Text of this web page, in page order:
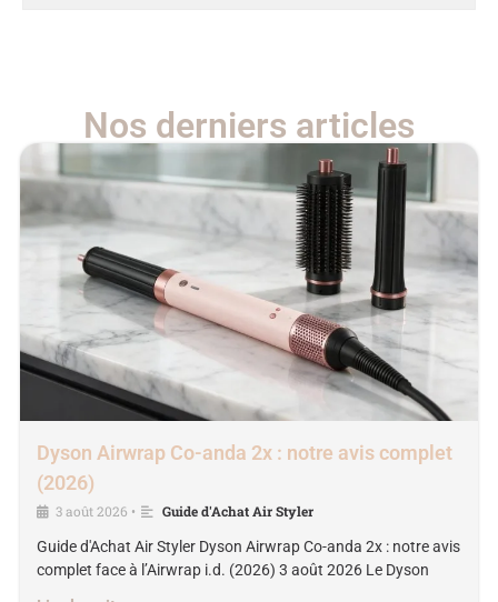
Nos derniers articles
Dyson Airwrap Co-anda 2x : notre avis complet
(2026)
3 août 2026 •
Guide d'Achat Air Styler
Guide d'Achat Air Styler Dyson Airwrap Co-anda 2x : notre avis
complet face à l’Airwrap i.d. (2026) 3 août 2026 Le Dyson